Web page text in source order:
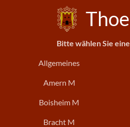
Bitte wählen Sie
Allgemeines
Amern M
Boisheim M
Bracht M